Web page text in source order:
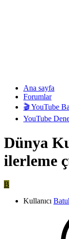
Ana sayfa
Forumlar
🎬 YouTube
YouTube
Dünya
ilerleme
B
Kullanıcı